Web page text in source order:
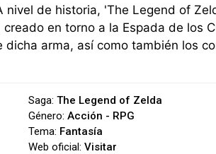
de historia, 'The Legend of
en torno a la Espada de los
arma, así como también los
Saga:The Legend of Zelda
Género:Acción - RPG
Tema: Fantasía
Web oficial:Visitar